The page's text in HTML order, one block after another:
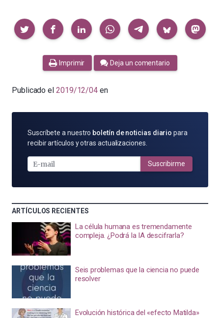
Compartir
Imprimir Deja un comentario
Publicado el 2019/12/04 en
SUSCRÍBETE
POR
MAIL
Suscríbete a nuestro boletín de noticias diario para
recibir artículos y otras actualizaciones.
Suscribirme
ARTÍCULOS RECIENTES
La célula humana es tremendamente
compleja. ¿Podrá la IA descifrarla?
Seis problemas que la ciencia no puede
resolver
Evolución histórica del «efecto Matilda»